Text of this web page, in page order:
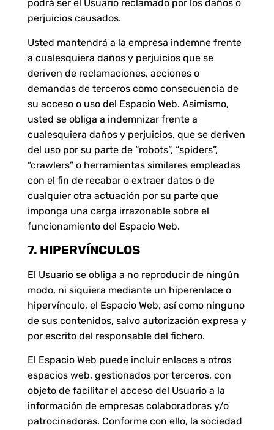
podrá ser el Usuario reclamado por los daños o
perjuicios causados.
Usted mantendrá a la empresa indemne frente
a cualesquiera daños y perjuicios que se
deriven de reclamaciones, acciones o
demandas de terceros como consecuencia de
su acceso o uso del Espacio Web. Asimismo,
usted se obliga a indemnizar frente a
cualesquiera daños y perjuicios, que se deriven
del uso por su parte de “robots”, “spiders”,
“crawlers” o herramientas similares empleadas
con el fin de recabar o extraer datos o de
cualquier otra actuación por su parte que
imponga una carga irrazonable sobre el
funcionamiento del Espacio Web.
7. HIPERVÍNCULOS
El Usuario se obliga a no reproducir de ningún
modo, ni siquiera mediante un hiperenlace o
hipervínculo, el Espacio Web, así como ninguno
de sus contenidos, salvo autorización expresa y
por escrito del responsable del fichero.
El Espacio Web puede incluir enlaces a otros
espacios web, gestionados por terceros, con
objeto de facilitar el acceso del Usuario a la
información de empresas colaboradoras y/o
patrocinadoras. Conforme con ello, la sociedad